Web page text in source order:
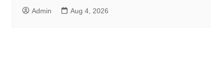
Admin Aug 4, 2026